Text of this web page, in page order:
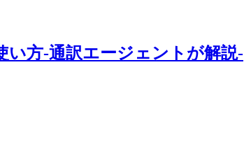
い方-通訳エージェントが解説-